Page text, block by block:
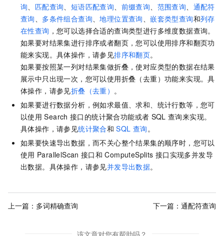
询
匹配查询 短语匹配查询 前缀查询 范围查询
通配符
查询
多条件组合查询 、地理位置查询 、嵌套类型查询和列存
在性查询 ，您可以选择合适的查询类型进行多维度数据查询。
如果要对结果集进行排序或者翻页，您可以使用排序和翻页功
能来实现。具体操作，请参见排序和翻页。
如果要按照某一列对结果集做折叠，使对应类型的数据在结果
展示中只出现一次，您可以使用折叠（去重）功能来实现。具
体操作，请参见折叠（去重） 。
如果要进行数据分析，例如求最值、求和、统计行数等，您可
以使用 Search 接口的统计聚合功能或者 SQL 查询来实现。
具体操作，请参见统计聚合和 SQL 查询 。
如果要快速导出数据，而不关心整个结果集的顺序时，您可以
使用 ParallelScan 接口和 ComputeSplits 接口实现多并发导
出数据。具体操作，请参见并发导出数据。
上一篇： 多词精确查询 下一篇： 通配符查询
该文章对您有帮助吗？